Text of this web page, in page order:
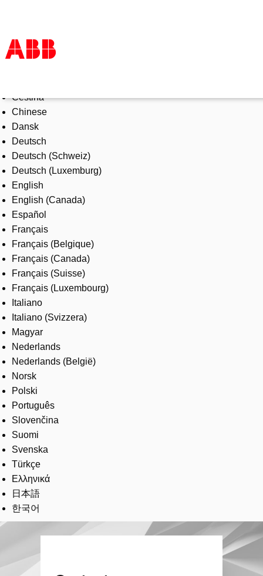
Products & Solutions
Industries
Services
About us
Where to buy
Contact us
Careers
Čeština
Chinese
Dansk
Deutsch
Deutsch (Schweiz)
Deutsch (Luxemburg)
English
English (Canada)
Español
Français
Français (Belgique)
Français (Canada)
Français (Suisse)
Français (Luxembourg)
Italiano
Italiano (Svizzera)
Magyar
Nederlands
Nederlands (België)
Norsk
Polski
Português
Slovenčina
Suomi
Svenska
Türkçe
Ελληνικά
日本語
한국어